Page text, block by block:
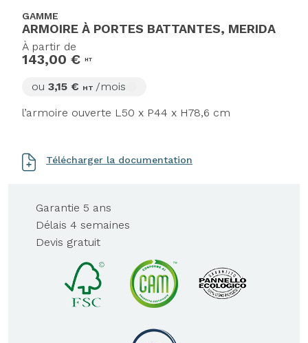
GAMME
ARMOIRE À PORTES BATTANTES, MERIDA
À partir de
143,00 € HT
ou 3,15 € HT /mois
l’armoire ouverte L50 x P44 x H78,6 cm
Télécharger la documentation
Garantie 5 ans
Délais 4 semaines
Devis gratuit